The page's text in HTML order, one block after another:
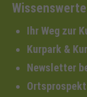
Ihr Weg zur
Kurpark &
Newsletter